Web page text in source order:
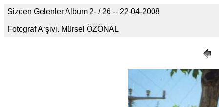
Sizden Gelenler Album 2- / 26 -- 22-04-2008
Fotograf Arşivi. Mürsel ÖZÖNAL